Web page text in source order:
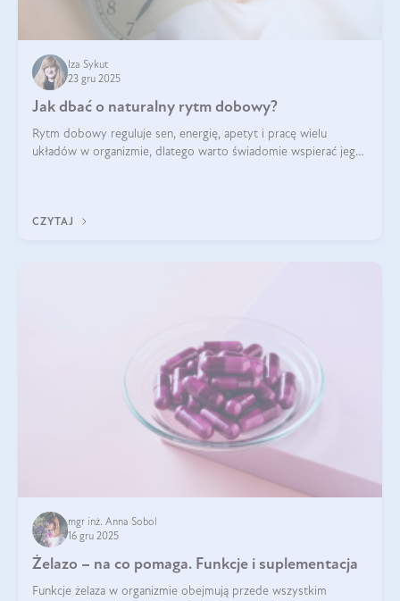
Iza Sykut
23 gru 2025
Jak dbać o naturalny rytm dobowy?
Rytm dobowy reguluje sen, energię, apetyt i pracę wielu
układów w organizmie, dlatego warto świadomie wspierać jego
CZYTAJ
mgr inż. Anna Sobol
16 gru 2025
Żelazo – na co pomaga. Funkcje i suplementacja
Funkcje żelaza w organizmie obejmują przede wszystkim